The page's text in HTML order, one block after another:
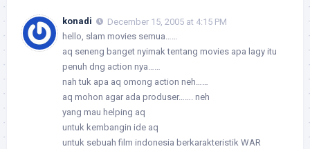
konadi
December 15, 2005 at 4:15 PM
hello, slam movies semua……
aq seneng banget nyimak tentang movies apa lagy itu
penuh dng action nya……
nah tuk apa aq omong action neh……
aq mohon agar ada produser……. neh
yang mau helping aq
untuk kembangin ide aq
untuk sebuah film indonesia berkarakteristik WAR